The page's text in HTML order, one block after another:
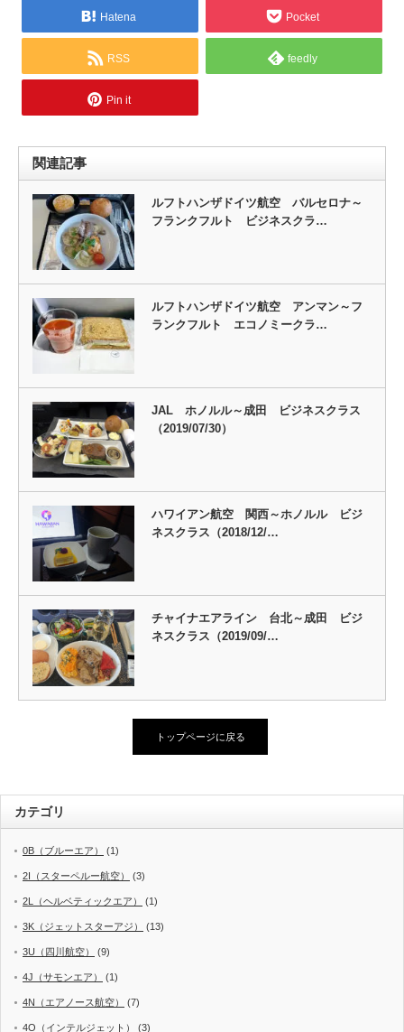
Hatena Pocket
RSS feedly
Pin it
関連記事
ルフトハンザドイツ航空 バルセロナ～
フランクフルト ビジネスクラ…
ルフトハンザドイツ航空 アンマン～フ
ランクフルト エコノミークラ…
JAL ホノルル～成田 ビジネスクラス
（2019/07/30）
ハワイアン航空 関西～ホノルル ビジ
ネスクラス（2018/12/…
チャイナエアライン 台北～成田 ビジ
ネスクラス（2019/09/…
トップページに戻る
カテゴリ
0B（ブルーエア） (1)
2I（スターペルー航空） (3)
2L（ヘルベティックエア） (1)
3K（ジェットスターアジ） (13)
3U（四川航空） (9)
4J（サモンエア） (1)
4N（エアノース航空） (7)
4O（インテルジェット） (3)